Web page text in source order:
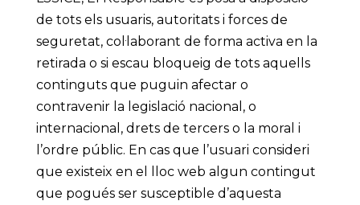
de tots els usuaris, autoritats i forces de
seguretat, col·laborant de forma activa en la
retirada o si escau bloqueig de tots aquells
continguts que puguin afectar o
contravenir la legislació nacional, o
internacional, drets de tercers o la moral i
l’ordre públic. En cas que l’usuari consideri
que existeix en el lloc web algun contingut
que pogués ser susceptible d’aquesta